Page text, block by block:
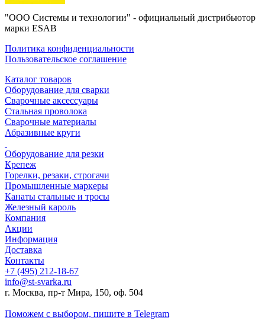
"ООО Системы и технологии" - официальный дистрибьютор
марки ESAB
Политика конфиденциальности
Пользовательское соглашение
Каталог товаров
Оборудование для сварки
Сварочные аксессуары
Стальная проволока
Сварочные материалы
Абразивные круги
Оборудование для резки
Крепеж
Горелки, резаки, строгачи
Промышленные маркеры
Канаты стальные и тросы
Железный кароль
Компания
Акции
Информация
Доставка
Контакты
+7 (495) 212-18-67
info@st-svarka.ru
г. Москва, пр-т Мира, 150, оф. 504
Поможем с выбором, пишите в Telegram